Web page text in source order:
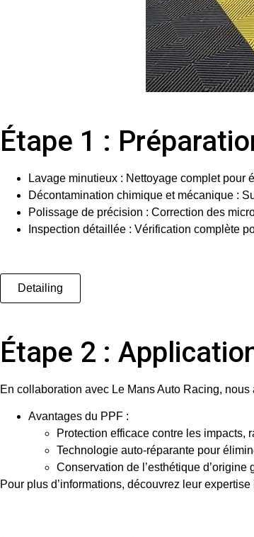
Étape 1 :
Lavage minutieux : Nettoyage complet pour
Décontamination chimique et mécanique :
Polissage de précision : Correction des
Inspection détaillée : Vérification complète
Detailing
Étape 2 :
En collaboration avec Le Mans Auto Racing, nous
Avantages du PPF :
Protection efficace contre les impacts,
Technologie auto-réparante pour
Conservation de l’esthétique
Pour plus d’informations, découvrez leur expertise